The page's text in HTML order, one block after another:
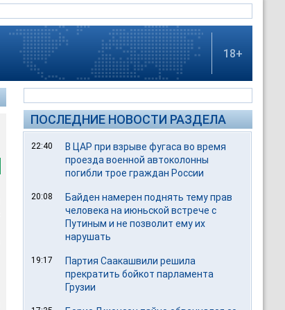
18+
ПОСЛЕДНИЕ НОВОСТИ РАЗДЕЛА
22:40
В ЦАР при взрыве фугаса во время
проезда военной автоколонны
погибли трое граждан России
20:08
Байден намерен поднять тему прав
человека на июньской встрече с
Путиным и не позволит ему их
нарушать
19:17
Партия Саакашвили решила
прекратить бойкот парламента
Грузии